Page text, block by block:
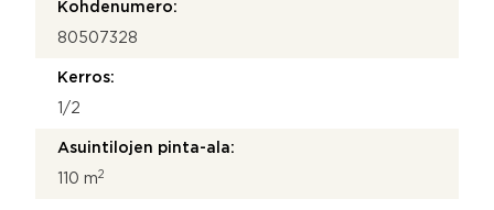
Kohdenumero:
80507328
Kerros:
1/2
Asuintilojen pinta-ala:
110 m2